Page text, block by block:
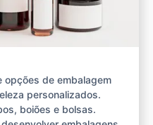
opções de embalagem
personalizados.
boiões e bolsas.